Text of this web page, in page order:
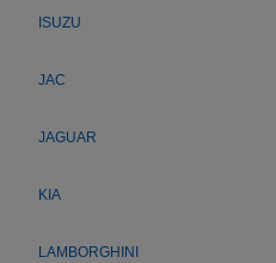
ISUZU
JAC
JAGUAR
KIA
LAMBORGHINI